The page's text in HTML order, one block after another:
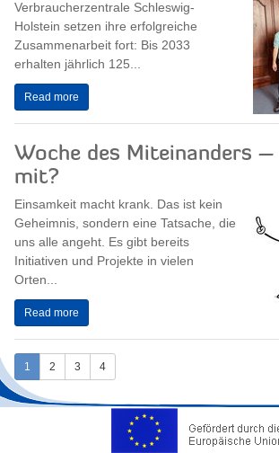
Verbraucherzentrale Schleswig-
Holstein setzen ihre erfolgreiche
Zusammenarbeit fort: Bis 2033
erhalten jährlich 125...
Read more
Woche des Miteinanders
mit?
Einsamkeit macht krank. Das ist kein
Geheimnis, sondern eine Tatsache, die
uns alle angeht. Es gibt bereits
Initiativen und Projekte in vielen
Orten...
Read more
1 2 3 4